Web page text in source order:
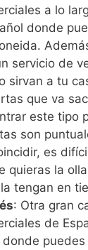
a lo
donde
servicio de
sirvan a tu
que va
este tipo
son
es
quieras la
tengan en
: Otra gran
de